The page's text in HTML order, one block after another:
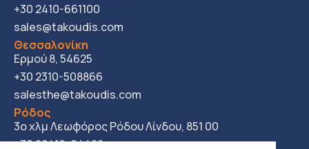
+30 2410-661100
sales@takoudis.com
Θεσσαλονίκη
Ερμού 8, 54625
+30 2310-508866
salesthe@takoudis.com
Ρόδος
3ο χλμ Λεωφόρος Ρόδου Λίνδου, 851 00
+30 22410-64422